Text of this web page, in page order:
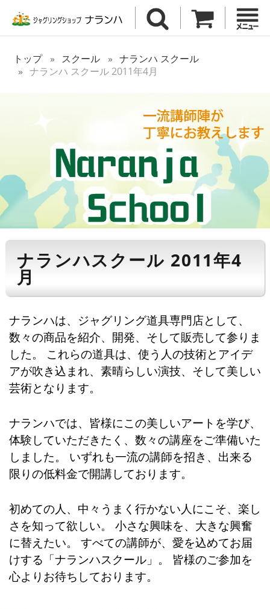
トップ スクール
ナランハ スクール
ナランハ スクール 2011年4月
ナランハスクール 2011年4
月
ナランハは、ジャグリング道具専門店として、
数々の商品を紹介、開発、そして販売して参りま
した。 これらの道具は、使う人の技術とアイデ
アが吹き込まれ、素晴らしい演技、そして美しい
芸術となります。
ナランハでは、皆様にこの美しいアートを学び、
体験していただきたく、数々の講座をご準備いた
しました。 いずれも一流の講師を招き、出来る
限りの低料金で開講しております。
初めての人、中々うまく行かない人にこそ、楽し
さを知って欲しい。 小さな興味を、大きな興奮
に替えたい。 すべての講師が、愛を込めてお届
けする「ナランハスクール」。 皆様のご参加を
心よりお待ちしております。